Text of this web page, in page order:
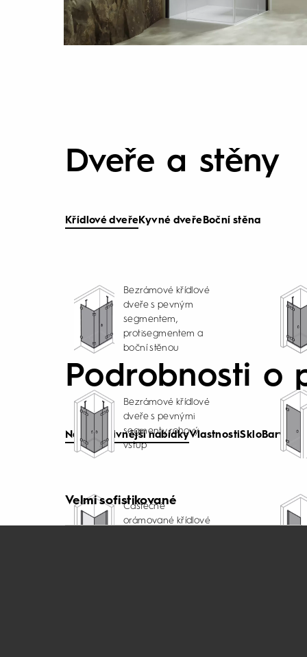
Dveře a stěny
Křídlové dveře Kyvné dveře Boční stěna
Bezrámové křídlové
dveře s pevným
segmentem,
protisegmentem a
boční stěnou
Bezrámové křídlové
dveře s pevnými
segmenty rohový
vstup
Částečně
orámované křídlové
Podrobnosti o
Nejatraktivnější nabídkyVlastnostiSklo Barva
Velmi sofistikované